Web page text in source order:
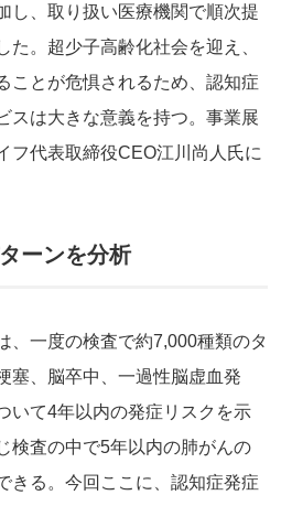
し、取り扱い医療機関で順次提
。超少子高齢化社会を迎え、
ことが危惧されるため、認知症
スは大きな意義を持つ。事業展
フ代表取締役CEO江川尚人氏に
ーンを分析
一度の検査で約7,000種類のタ
塞、脳卒中、一過性脳虚血発
いて4年以内の発症リスクを示
検査の中で5年以内の肺がんの
きる。今回ここに、認知症発症